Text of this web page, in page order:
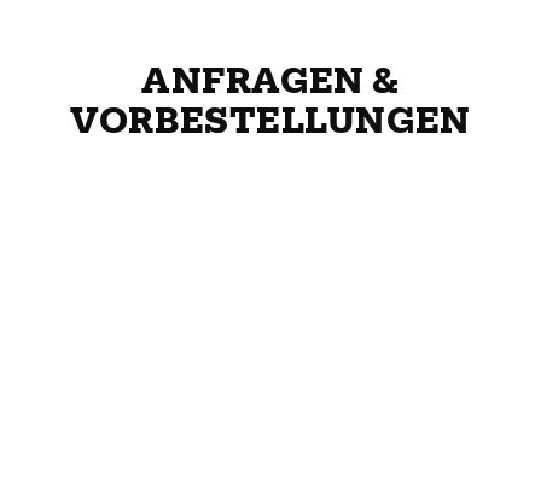
ANFRAGEN &
VORBE­STELLUNGEN